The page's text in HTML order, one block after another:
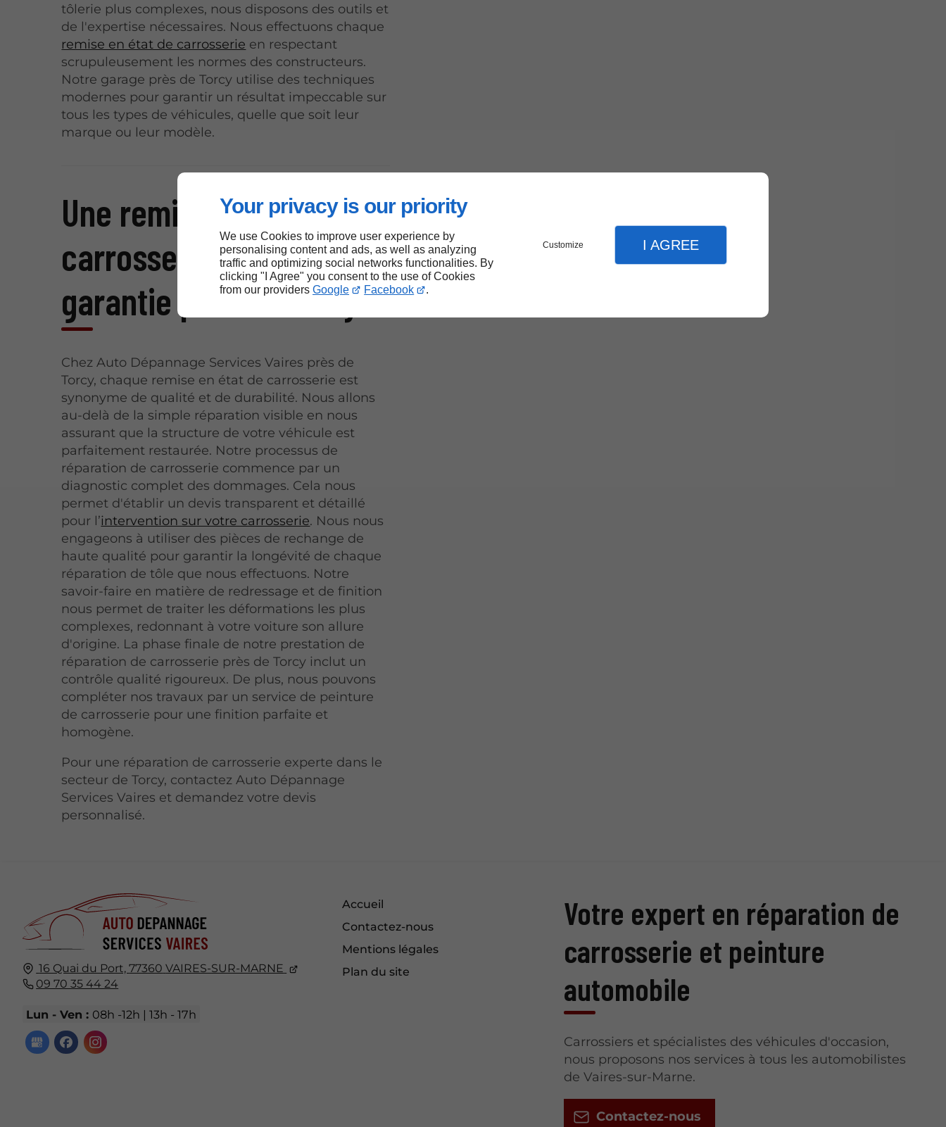
Your privacy is our priority
We use Cookies to improve user experience by
personalising content and ads, as well as analyzing
traffic and optimizing social networks functionalities. By
clicking "I Agree" you consent to the use of Cookies
from our providers Google Facebook .
Customize I AGREE
tôlerie plus complexes, nous disposons des outils et
de l'expertise nécessaires. Nous effectuons chaque
remise en état de carrosserie en respectant
scrupuleusement les normes des constructeurs.
Notre garage près de Torcy utilise des techniques
modernes pour garantir un résultat impeccable sur
tous les types de véhicules, quelle que soit leur
marque ou leur modèle.
Une remise en état de
carrosserie précise et
garantie près de Torcy
Chez Auto Dépannage Services Vaires près de
Torcy, chaque remise en état de carrosserie est
synonyme de qualité et de durabilité. Nous allons
au-delà de la simple réparation visible en nous
assurant que la structure de votre véhicule est
parfaitement restaurée. Notre processus de
réparation de carrosserie commence par un
diagnostic complet des dommages. Cela nous
permet d'établir un devis transparent et détaillé
pour l’intervention sur votre carrosserie. Nous nous
engageons à utiliser des pièces de rechange de
haute qualité pour garantir la longévité de chaque
réparation de tôle que nous effectuons. Notre
savoir-faire en matière de redressage et de finition
nous permet de traiter les déformations les plus
complexes, redonnant à votre voiture son allure
d'origine. La phase finale de notre prestation de
réparation de carrosserie près de Torcy inclut un
contrôle qualité rigoureux. De plus, nous pouvons
compléter nos travaux par un service de peinture
de carrosserie pour une finition parfaite et
homogène.
Pour une réparation de carrosserie experte dans le
secteur de Torcy, contactez Auto Dépannage
Services Vaires et demandez votre devis
personnalisé.
16 Quai du Port,77360 VAIRES-SUR-MARNE
09 70 35 44 24
Lun - Ven : 08h -12h | 13h - 17h
Accueil
Contactez-nous
Mentions légales
Plan du site
Votre expert en réparation de
carrosserie et peinture
automobile
Carrossiers et spécialistes des véhicules d'occasion,
nous proposons nos services à tous les automobilistes
de Vaires-sur-Marne.
Contactez-nous